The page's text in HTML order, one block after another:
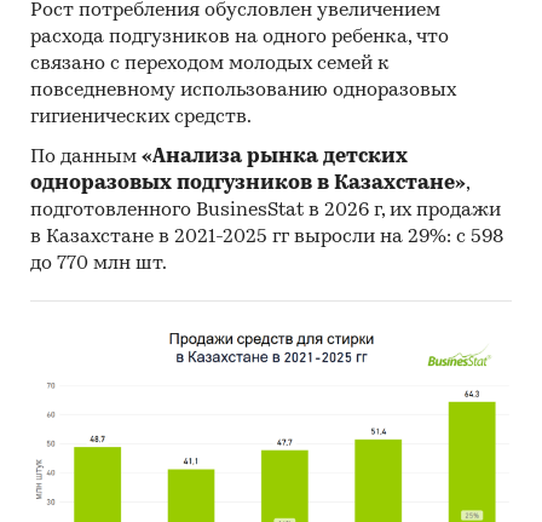
География исследования:
РК, регионы РК, страны мира
Категории: Промышленность / ... /
Медицинское оборудование
СНГ / Казахстан
Рост потребления обусловлен увеличением
расхода подгузников на одного ребенка, что
связано с переходом молодых семей к
повседневному использованию одноразовых
гигиенических средств.
По данным «Анализа рынка детских
одноразовых подгузников в Казахстане»,
подготовленного BusinesStat в 2026 г, их продажи
в Казахстане в 2021-2025 гг выросли на 29%: с 598
до 770 млн шт.